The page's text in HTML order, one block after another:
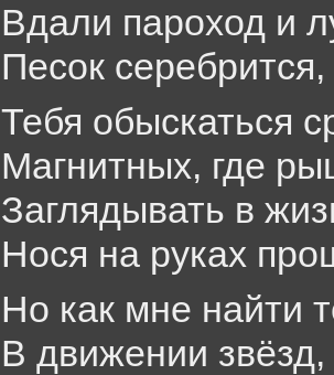
Вдали пароход и
Песок
Тебя обыскаться
Магнитных, где
Заглядывать в
Нося на руках
Но как мне найти
В движении звёзд,